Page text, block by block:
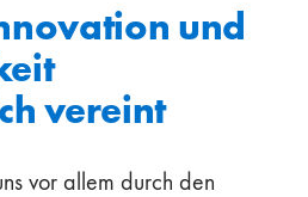
und
vereint
vor allem durch den